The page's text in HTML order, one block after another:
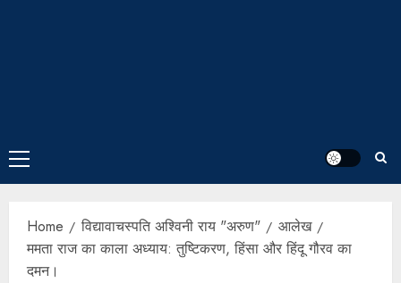
Home विद्यावाचस्पति अश्विनी राय "अरुण"
आलेख
ममता राज का काला अध्याय: तुष्टिकरण, हिंसा और हिंदू गौरव का
दमन।